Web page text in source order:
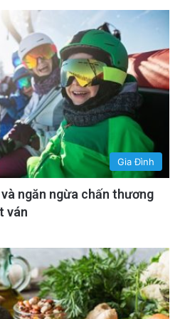
Liệu vụ án xảy ra là do
của việc bị phơi nhiễm và
can thiệp của tội phạm?
Gia Đình
ngăn ngừa chấn thương
ván